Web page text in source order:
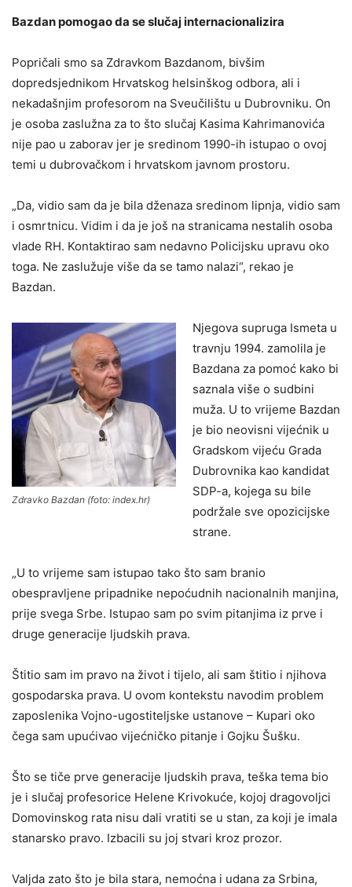
Bazdan pomogao da se slučaj internacionalizira
Popričali smo sa Zdravkom Bazdanom, bivšim
dopredsjednikom Hrvatskog helsinškog odbora, ali i
nekadašnjim profesorom na Sveučilištu u Dubrovniku. On
je osoba zaslužna za to što slučaj Kasima Kahrimanovića
nije pao u zaborav jer je sredinom 1990-ih istupao o ovoj
temi u dubrovačkom i hrvatskom javnom prostoru.
„Da, vidio sam da je bila dženaza sredinom lipnja, vidio sam
i osmrtnicu. Vidim i da je još na stranicama nestalih osoba
vlade RH. Kontaktirao sam nedavno Policijsku upravu oko
toga. Ne zaslužuje više da se tamo nalazi“, rekao je
Bazdan.
Zdravko Bazdan (foto: index.hr)
Njegova supruga Ismeta u
travnju 1994. zamolila je
Bazdana za pomoć kako bi
saznala više o sudbini
muža. U to vrijeme Bazdan
je bio neovisni vijećnik u
Gradskom vijeću Grada
Dubrovnika kao kandidat
SDP-a, kojega su bile
podržale sve opozicijske
strane.
„U to vrijeme sam istupao tako što sam branio
obespravljene pripadnike nepoćudnih nacionalnih manjina,
prije svega Srbe. Istupao sam po svim pitanjima iz prve i
druge generacije ljudskih prava.
Štitio sam im pravo na život i tijelo, ali sam štitio i njihova
gospodarska prava. U ovom kontekstu navodim problem
zaposlenika Vojno-ugostiteljske ustanove – Kupari oko
čega sam upućivao vijećničko pitanje i Gojku Šušku.
Što se tiče prve generacije ljudskih prava, teška tema bio
je i slučaj profesorice Helene Krivokuće, kojoj dragovoljci
Domovinskog rata nisu dali vratiti se u stan, za koji je imala
stanarsko pravo. Izbacili su joj stvari kroz prozor.
Valjda zato što je bila stara, nemoćna i udana za Srbina,